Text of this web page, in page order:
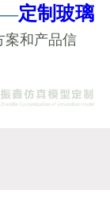
定制玻璃
案和产品信